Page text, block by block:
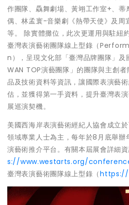
作團隊、驫舞劇場、黃翊工作室+、蒂
偶、林孟寰-音樂劇《熱帶天使》及周
等。 除實體攤位，此次更運用與駐紐
臺灣表演藝術團隊線上型錄（
n），呈現文化部「臺灣品牌團隊」及
WAN TOP演藝團隊」的團隊與主創
品及技術資料等資訊，讓國際表演藝
估，並獲得第一手資料，提升臺灣表
展巡演契機。
美國西海岸表演藝術經紀人協會成立
領域專業人士為主，每年於8月底舉辦
演藝術推介平台。有關本屆展會詳細
s://www.westarts.org/
臺灣表演藝術團隊線上型錄（https://